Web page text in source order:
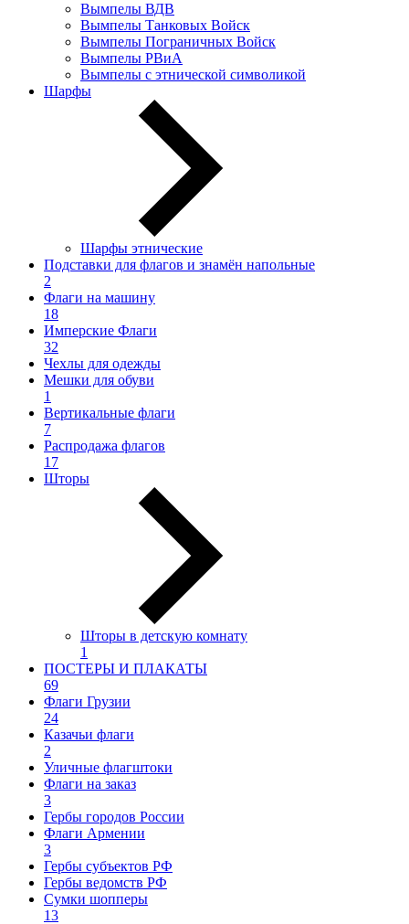
Вымпелы ВДВ
Вымпелы Танковых Войск
Вымпелы Пограничных Войск
Вымпелы РВиА
Вымпелы с этнической символикой
Шарфы
Шарфы этнические
Подставки для флагов и знамён напольные
2
Флаги на машину
18
Имперские Флаги
32
Чехлы для одежды
Мешки для обуви
1
Вертикальные флаги
7
Распродажа флагов
17
Шторы
Шторы в детскую комнату
1
ПОСТЕРЫ И ПЛАКАТЫ
69
Флаги Грузии
24
Казачьи флаги
2
Уличные флагштоки
Флаги на заказ
3
Гербы городов России
Флаги Армении
3
Гербы субъектов РФ
Гербы ведомств РФ
Сумки шопперы
13